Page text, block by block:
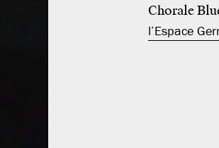
Chorale
l’Espace